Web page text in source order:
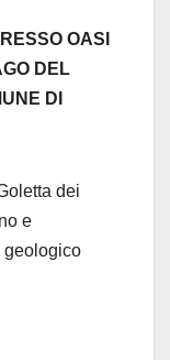
OASI
DEL
DI
dei
e
geologico